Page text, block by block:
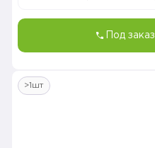
Под заказ
>1шт